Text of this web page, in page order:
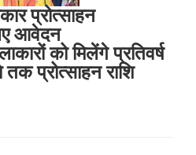
प्रोत्साहन
आवेदन
को मिलेंगे प्रतिवर्ष
प्रोत्साहन राशि